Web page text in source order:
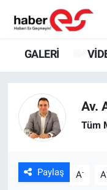
GALERİ
Av.
Tüm
Paylaş A- A
GALERİ
YAZARLAR
GÜNDEM
SİYASET
Eskişehir
Eskişehir Trafik
Süper Lig Puan
Tüm Manşetler